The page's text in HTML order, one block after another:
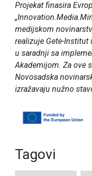
Projekat finasira
medijskom
realizuje Gete-
u saradnji sa
Akademijom. Za ove
Novosadska
izražavaju nužno
Tagovi